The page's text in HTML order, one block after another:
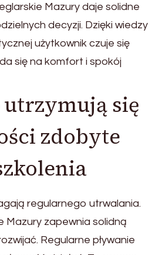
Mazury daje solidne
decyzji. Dzięki wiedzy
użytkownik czuje się
się na komfort i spokój
utrzymują się
zdobyte
regularnego utrwalania.
Mazury zapewnia solidną
Regularne pływanie